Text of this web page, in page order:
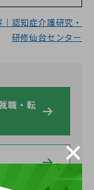
認知症介護研究・
研修仙台センター
職・転